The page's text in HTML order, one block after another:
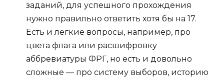
заданий, для успешного прохождения
нужно правильно ответить хотя бы на 17.
Есть и легкие вопросы, например, про
цвета флага или расшифровку
аббревиатуры ФРГ, но есть и довольно
сложные — про систему выборов, историю